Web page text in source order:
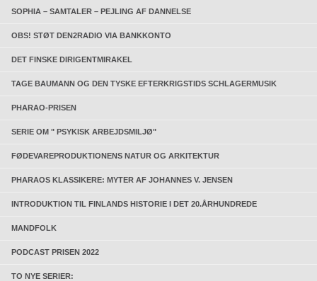
SOPHIA – SAMTALER – PEJLING AF DANNELSE
OBS! STØT DEN2RADIO VIA BANKKONTO
DET FINSKE DIRIGENTMIRAKEL
TAGE BAUMANN OG DEN TYSKE EFTERKRIGSTIDS SCHLAGERMUSIK
PHARAO-PRISEN
SERIE OM " PSYKISK ARBEJDSMILJØ"
FØDEVAREPRODUKTIONENS NATUR OG ARKITEKTUR
PHARAOS KLASSIKERE: MYTER AF JOHANNES V. JENSEN
INTRODUKTION TIL FINLANDS HISTORIE I DET 20.ÅRHUNDREDE
MANDFOLK
PODCAST PRISEN 2022
TO NYE SERIER: